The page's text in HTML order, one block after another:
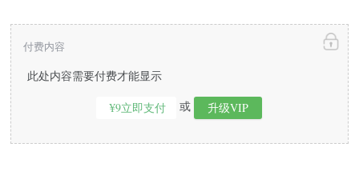
此处内容需要付费才能显示
¥9立即支付 或 升级VIP
付费内容